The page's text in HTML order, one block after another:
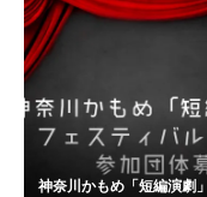
神奈川かもめ「短編演劇